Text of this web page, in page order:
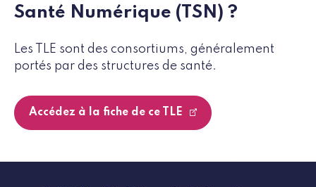
Santé Numérique (TSN) ?
Les TLE sont des consortiums, généralement
portés par des structures de santé.
Accédez à la fiche de ce TLE